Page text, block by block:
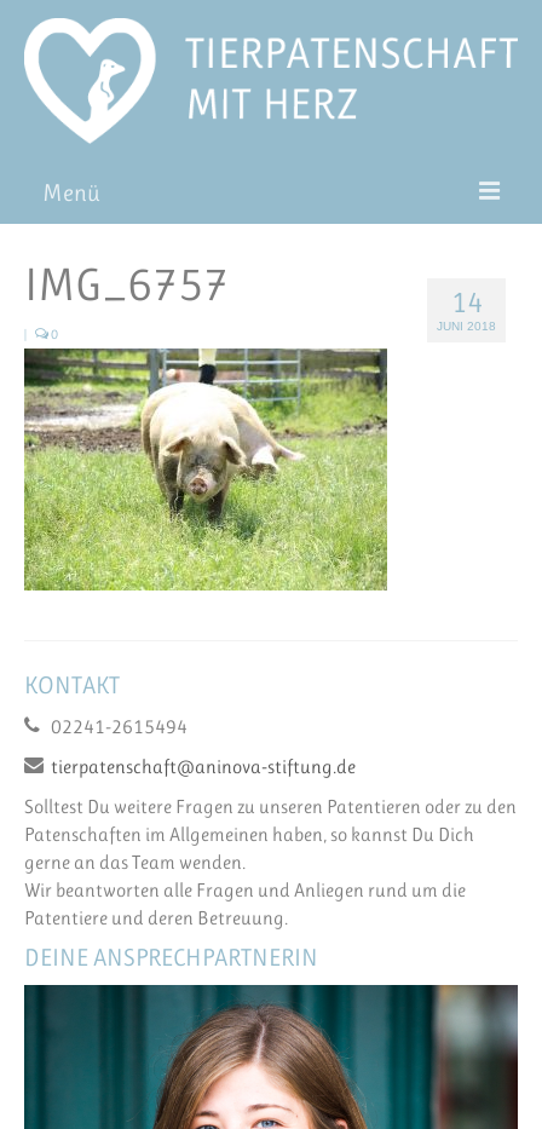
Menü
Pat*in werden
Patenschaft verschenken
Blog
FAQ
14
JUNI 2018
IMG_6757
| 0
KONTAKT
02241-2615494
tierpatenschaft@aninova-stiftung.de
Solltest Du weitere Fragen zu unseren Patentieren oder zu den
Patenschaften im Allgemeinen haben, so kannst Du Dich
gerne an das Team wenden.
Wir beantworten alle Fragen und Anliegen rund um die
Patentiere und deren Betreuung.
DEINE ANSPRECHPARTNERIN